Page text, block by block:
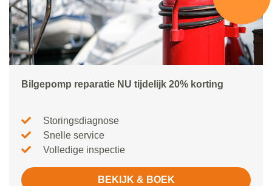
Bilgepomp reparatie NU tijdelijk 20% korting
Storingsdiagnose
Snelle service
Volledige inspectie
BEKIJK & BOEK